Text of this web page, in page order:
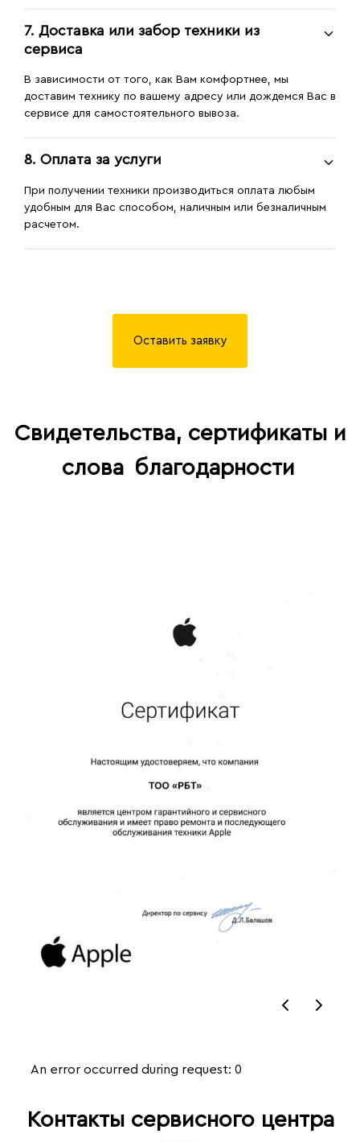
7. Доставка или забор техники из
сервиса
В зависимости от того, как Вам комфортнее, мы
доставим технику по вашему адресу или дождемся Вас в
сервисе для самостоятельного вывоза.
8. Оплата за услуги
При получении техники производиться оплата любым
удобным для Вас способом, наличным или безналичным
расчетом.
Оставить заявку
Свидетельства, сертификаты и
слова благодарности
An error occurred during request: 0
Контакты сервисного центра